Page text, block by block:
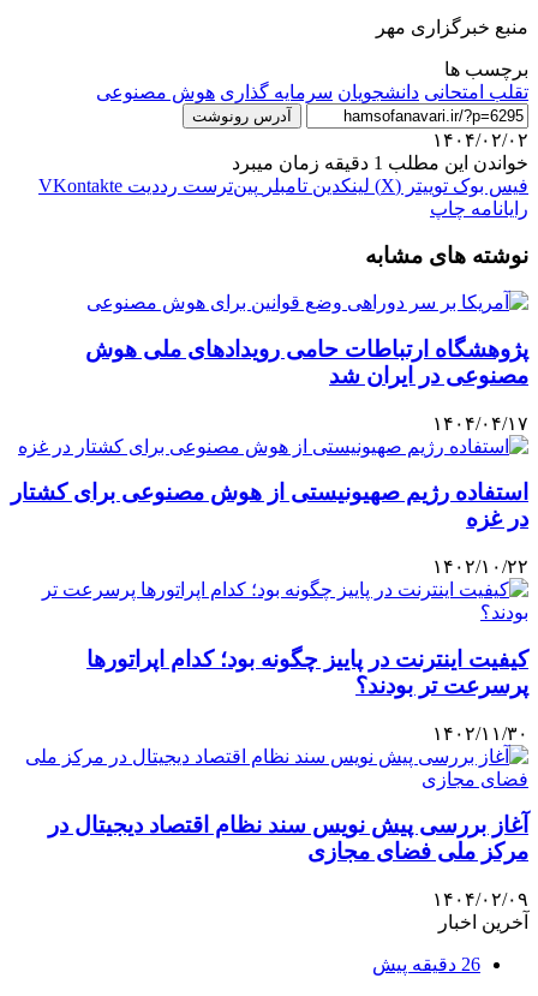
منبع خبرگزاری مهر
برچسب ها
تقلب امتحانی دانشجویان سرمایه گذاری هوش مصنوعی
آدرس رونوشت
۱۴۰۴/۰۲/۰۲
خواندن این مطلب 1 دقیقه زمان میبرد
فیس بوک توییتر (X) لینکدین ‫تامبلر ‫پین‌ترست ‫رددیت ‫VKontakte
رایانامه چاپ
نوشته های مشابه
پژوهشگاه ارتباطات حامی رویدادهای ملی هوش
مصنوعی در ایران شد
۱۴۰۴/۰۴/۱۷
استفاده رژیم صهیونیستی از هوش مصنوعی برای کشتار
در غزه
۱۴۰۲/۱۰/۲۲
کیفیت اینترنت در پاییز چگونه بود؛ کدام اپراتورها
پرسرعت تر بودند؟
۱۴۰۲/۱۱/۳۰
آغاز بررسی پیش نویس سند نظام اقتصاد دیجیتال در
مرکز ملی فضای مجازی
۱۴۰۴/۰۲/۰۹
آخرین اخبار
26 دقیقه پیش